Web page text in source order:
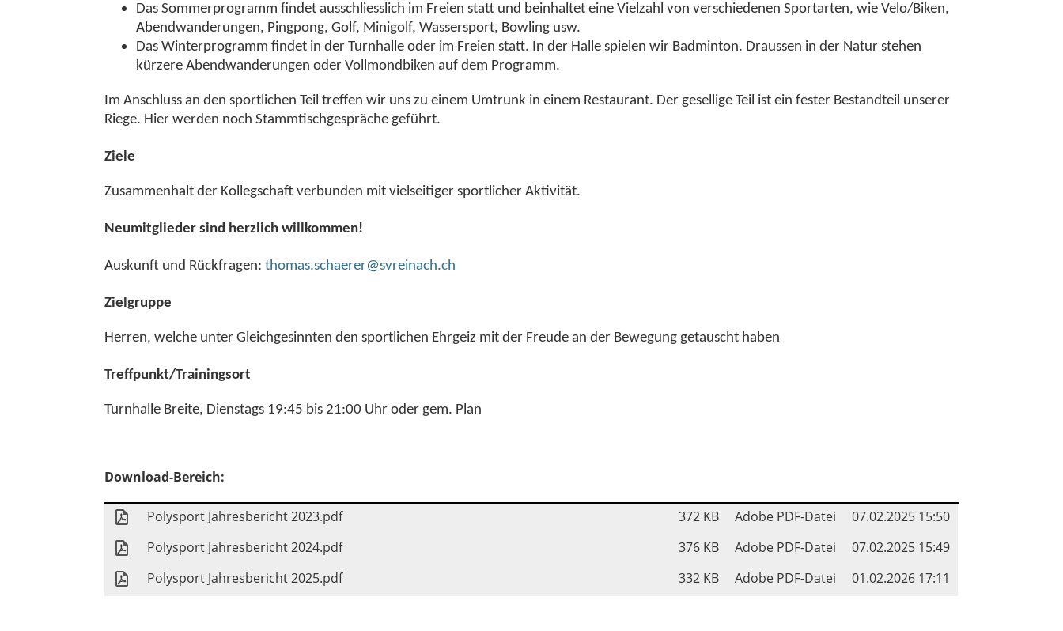
Das Sommerprogramm findet ausschliesslich im Freien statt und beinhaltet eine Vielzahl von verschiedenen Sportarten, wie Velo/Biken,
Abendwanderungen, Pingpong, Golf, Minigolf, Wassersport, Bowling usw.
Das Winterprogramm findet in der Turnhalle oder im Freien statt. In der Halle spielen wir Badminton. Draussen in der Natur stehen
kürzere Abendwanderungen oder Vollmondbiken auf dem Programm.
Im Anschluss an den sportlichen Teil treffen wir uns zu einem Umtrunk in einem Restaurant. Der gesellige Teil ist ein fester Bestandteil unserer
Riege. Hier werden noch Stammtischgespräche geführt.
Ziele
Zusammenhalt der Kollegschaft verbunden mit vielseitiger sportlicher Aktivität.
Neumitglieder sind herzlich willkommen!
Auskunft und Rückfragen: thomas.schaerer@svreinach.ch
Zielgruppe
Herren, welche unter Gleichgesinnten den sportlichen Ehrgeiz mit der Freude an der Bewegung getauscht haben
Treffpunkt/Trainingsort
Turnhalle Breite, Dienstags 19:45 bis 21:00 Uhr oder gem. Plan
Download-Bereich:
Polysport Jahresbericht 2023.pdf 372 KB Adobe PDF-Datei
07.02.2025 15:50
Polysport Jahresbericht 2024.pdf
376 KB Adobe PDF-Datei
07.02.2025 15:49
Polysport Jahresbericht 2025.pdf
332 KB Adobe PDF-Datei 01.02.2026 17:11